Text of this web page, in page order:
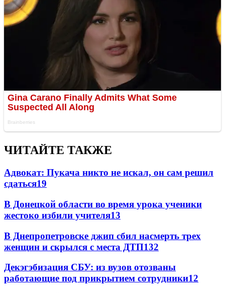
ЧИТАЙТЕ ТАКЖЕ
Адвокат: Пукача никто не искал, он сам решил
сдаться19
В Донецкой области во время урока ученики
жестоко избили учителя13
В Днепропетровске джип сбил насмерть трех
женщин и скрылся с места ДТП132
Декэгэбизация СБУ: из вузов отозваны
работающие под прикрытием сотрудники12